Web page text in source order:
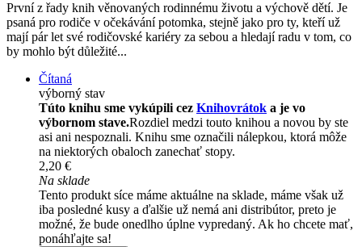
První z řady knih věnovaných rodinnému životu a výchově dětí. Je
psaná pro rodiče v očekávání potomka, stejně jako pro ty, kteří už
mají pár let své rodičovské kariéry za sebou a hledají radu v tom, co
by mohlo být důležité...
Čítaná
výborný stav
Túto knihu sme vykúpili cez Knihovrátok a je vo
výbornom stave.Rozdiel medzi touto knihou a novou by ste
asi ani nespoznali. Knihu sme označili nálepkou, ktorá môže
na niektorých obaloch zanechať stopy.
2,20 €
Na sklade
Tento produkt síce máme aktuálne na sklade, máme však už
iba posledné kusy a ďalšie už nemá ani distribútor, preto je
možné, že bude onedlho úplne vypredaný. Ak ho chcete mať,
ponáhľajte sa!